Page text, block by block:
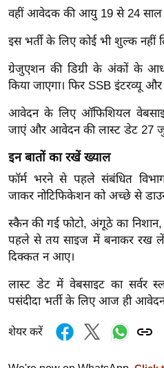
k
n
g
N
w
s
ला
इ
फ
इ
ल
क्नॉ
लॉ
टी
वहीं आवेदक की आयु 19 से 24 साल के
इस भर्ती के लिए कोई भी शुल्क नहीं
ग्रेजुएशन की डिग्री के अंकों के
किया जाएगा। फिर SSB इंटरव्यू
आवेदन के लिए ऑफिशियल
जाएं और आवेदन की लास्ट डेट 27
इन बातों का रखें ख्याल
फॉर्म भरने से पहले संबंधित
जाकर नोटिफिकेशन को अच्छे से
स्कैन की गई फोटो, अंगूठे का
पहले से तय साइज में बनाकर रख
दिक्कत न आए।
लास्ट डेट में वेबसाइट का सर्वर
पसंदीदा भर्ती के लिए आज ही
शेयर करें